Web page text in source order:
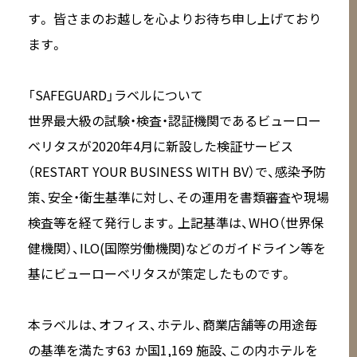
す。 皆さまのお越しを心よりお待ち申し上げており
ます。
「SAFEGUARD」ラベルについて
世界最大級の試験・検査・認証機関であるビューロー
ベリタスが2020年4月に新設した検証サービス
（RESTART YOUR BUSINESS WITH BV）で、感染予防
策、安全・衛生基準に対し、その運用を書類審査や現場
検査等を経て発行します。上記基準は、WHO（世界保
健機関）、ILO(国際労働機関)などのガイドライン等を
基にビューローベリタスが策定したものです。
本ラベルは、オフィス、ホテル、商業店舗等の用途毎
の基準を満たす63 か国1,169 施設、この内ホテルを